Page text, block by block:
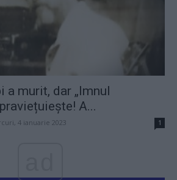
a murit, dar „Imnul
A...
4 ianuarie 2023 1